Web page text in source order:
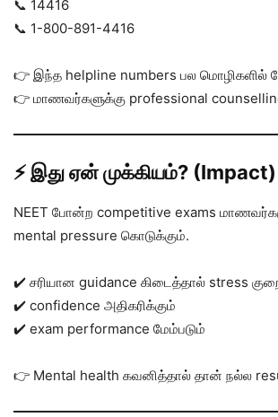
📞 14416
📞 1-800-891-4416
👉 இந்த helpline numbers பல மொழிகளில்
👉 மாணவர்களுக்கு professional
⚡ இது ஏன் முக்கியம்? (Impact)
NEET போன்ற competitive exams
mental pressure கொடுக்கும்.
✔️ சரியான guidance கிடைத்தால் stress
✔️ confidence அதிகரிக்கும்
✔️ exam performance மேம்படும்
👉 Mental health கவனித்தால் தான் நல்ல